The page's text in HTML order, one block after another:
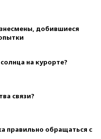
добившиеся
на курорте?
связи?
правильно обращаться с